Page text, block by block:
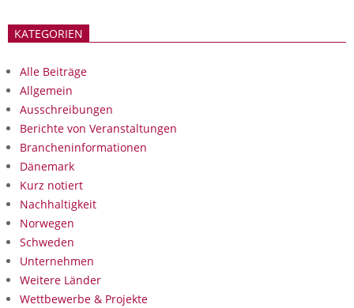
KATEGORIEN
Alle Beiträge
Allgemein
Ausschreibungen
Berichte von Veranstaltungen
Brancheninformationen
Dänemark
Kurz notiert
Nachhaltigkeit
Norwegen
Schweden
Unternehmen
Weitere Länder
Wettbewerbe & Projekte